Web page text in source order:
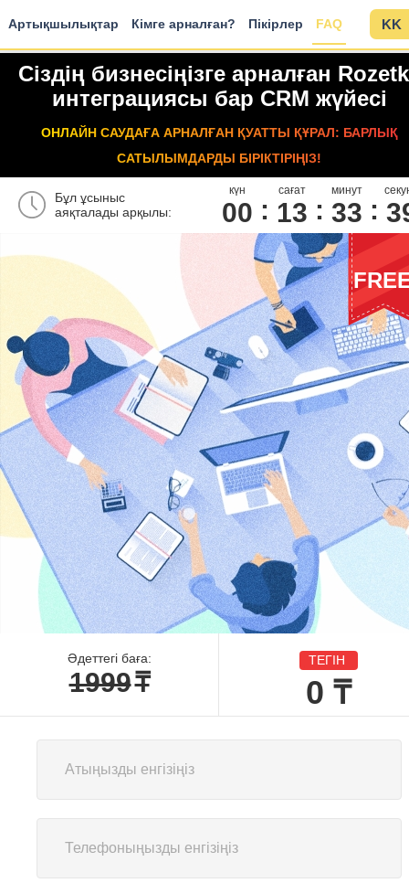
Артықшылықтар Кімге арналған? Пікірлер FAQ KK
Сіздің бизнесіңізге арналған
интеграциясы бар CRM жүйесі
ОНЛАЙН САУДАҒА АРНАЛҒАН ҚУАТТЫ ҚҰРАЛ: БАРЛЫҚ
САТЫЛЫМДАРДЫ БІРІКТІРІҢІЗ!
Бұл ұсыныс
аяқталады арқылы:
күн
00
сағат
13
минут
33 3
Әдеттегі баға:
1999₸
ТЕГІН
0 ₸